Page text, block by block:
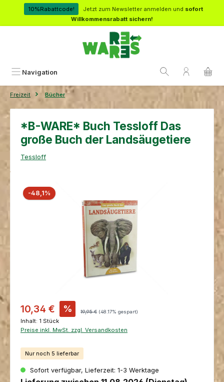
Zum Hauptinhalt springen
10%Rabattcode! Jetzt zum Newsletter anmelden und sofort
Willkommensrabatt sichern!
Navigation
Freizeit Bücher
*B-WARE* Buch Tessloff Das
große Buch der Landsäugetiere
Tessloff
Bildergalerie überspringen
-48,1% Rabatt
Verkaufspreis:
10,34 € % Regulärer Preis:
19,95 € (48.17% gespart)
Inhalt: 1 Stück
Preise inkl. MwSt. zzgl. Versandkosten
Nur noch 5 lieferbar
Sofort verfügbar, Lieferzeit: 1-3 Werktage